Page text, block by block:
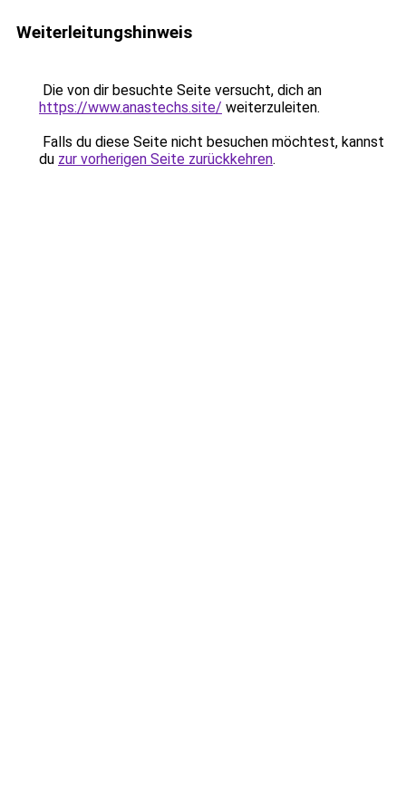
Weiterleitungshinweis
Die von dir besuchte Seite versucht, dich an
https://www.anastechs.site/ weiterzuleiten.
Falls du diese Seite nicht besuchen möchtest, kannst
du zur vorherigen Seite zurückkehren.